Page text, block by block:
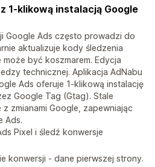
1-klikową instalacją Google
Google Ads często prowadzi do
aktualizuje kody śledzenia
być koszmarem. Edycja
technicznej. Aplikacja AdNabu
Ads oferuje 1-klikową instalację
Google Tag (Gtag). Stale
zmianami Google, zapewniając
Ads.
Pixel i śledź konwersje
konwersji - dane pierwszej strony.